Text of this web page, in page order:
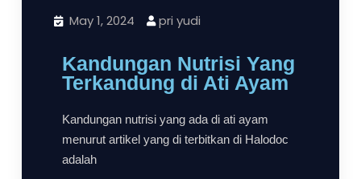
May 1, 2024 pri yudi
Kandungan Nutrisi Yang
Terkandung di Ati Ayam
Kandungan nutrisi yang ada di ati ayam
menurut artikel yang di terbitkan di Halodoc
adalah